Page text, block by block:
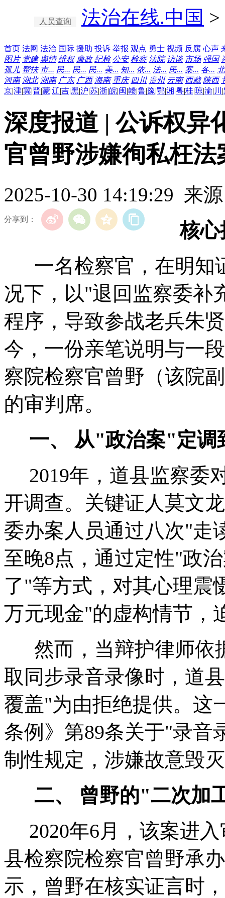
人员查询 法治在线.中国 >
首页 法网 法治 国际 援助 投诉 举报 观点 勇士 视频 反腐 心声
图片 党建 舆情 维权 廉政 纪检 公安 检察 法院 访谈 市场 强国
孤儿 帮扶 市... 民... 民... 民... 美... 知... 依... 法... 民... 案... 各...
河南 湖北 湖南 广东 广西 海南 重庆 四川 贵州 云南 西藏 陕西
京|津|冀|晋|蒙|辽|吉|黑|沪|苏|浙|皖|闽|赣|鲁|豫|鄂|湘|粤|桂|琼|渝| 川 |
深度报道 | 公诉权异
官曾野涉嫌徇私枉法
2025-10-30 14:19:29 来
分享到：
核心
一名检察官，在明知
况下，以"退回监察委补
程序，导致参战老兵朱
今，一份亲笔说明与一
察院检察官曾野（该院
的审判席。
一、 从"政治案"定调
2019年，道县监察委
开调查。关键证人莫文
委办案人员通过八次"走
至晚8点，通过定性"政
了"等方式，对其心理震
万元现金"的虚构情节，
然而，当辩护律师依
取同步录音录像时，道
覆盖"为由拒绝提供。这
条例》第89条关于"录音
制性规定，涉嫌故意毁
二、 曾野的"二次加
2020年6月，该案进入
县检察院检察官曾野承
示，曾野在核实证言时